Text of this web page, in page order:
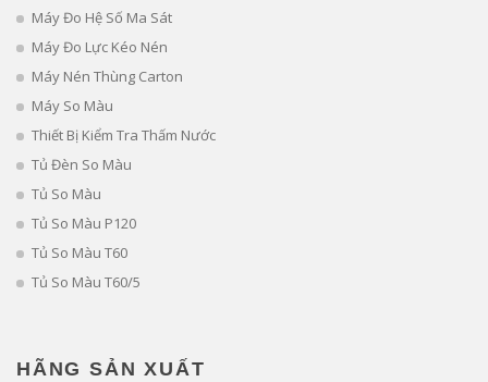
Máy Đo Hệ Số Ma Sát
Máy Đo Lực Kéo Nén
Máy Nén Thùng Carton
Máy So Màu
Thiết Bị Kiểm Tra Thấm Nước
Tủ Đèn So Màu
Tủ So Màu
Tủ So Màu P120
Tủ So Màu T60
Tủ So Màu T60/5
HÃNG SẢN XUẤT